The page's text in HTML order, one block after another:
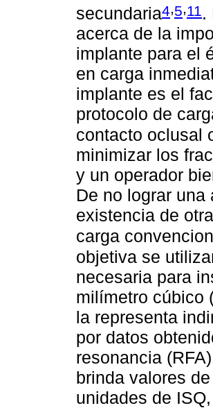
secundaria4 5 11 .
acerca de la
implante para el
en carga
implante es el
protocolo de
contacto oclusal
minimizar los
y un operador
De no lograr
existencia de
carga
objetiva se
necesaria para
milímetro cúbico
la representa
por datos
resonancia
brinda valores
unidades de